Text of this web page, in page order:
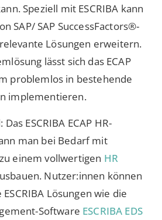
Speziell mit ESCRIBA kann
SAP/ SAP SuccessFactors®-
Lösungen erweitern.
lässt sich das ECAP
problemlos in bestehende
implementieren.
ESCRIBA ECAP HR-
man bei Bedarf mit
einem vollwertigen HR
Nutzer:innen können
Lösungen wie die
Software ESCRIBA EDS